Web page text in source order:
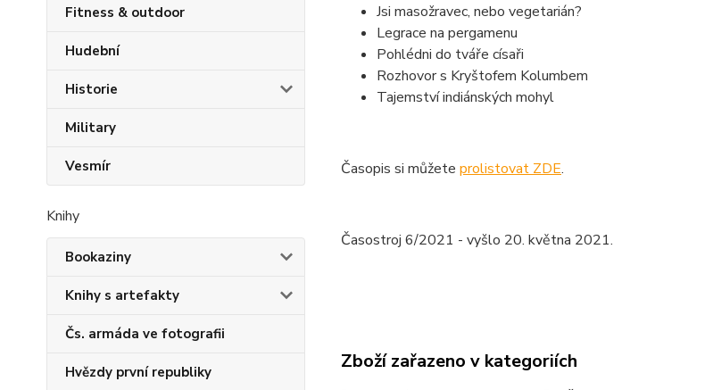
Fitness & outdoor
Hudební
Historie
Military
Vesmír
Knihy
Bookaziny
Knihy s artefakty
Čs. armáda ve fotografii
Hvězdy první republiky
Jsi masožravec, nebo vegetarián?
Legrace na pergamenu
Pohlédni do tváře císaři
Rozhovor s Kryštofem Kolumbem
Tajemství indiánských mohyl
Časopis si můžete prolistovat ZDE.
Časostroj 6/2021 - vyšlo 20. května 2021.
Zboží zařazeno v kategoriích